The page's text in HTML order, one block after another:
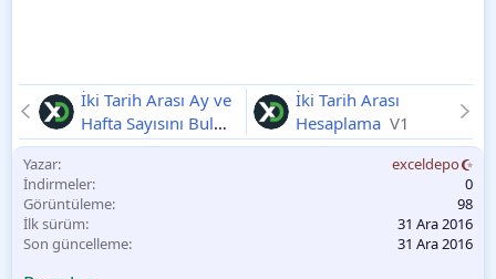
İki Tarih Arası Ay ve
Hafta Sayısını Bulma
V1
İki Tarih Arası
Hesaplama V1
Yazar
exceldepo
İndirmeler
0
Görüntüleme
98
İlk sürüm
31 Ara 2016
Son güncelleme
31 Ara 2016